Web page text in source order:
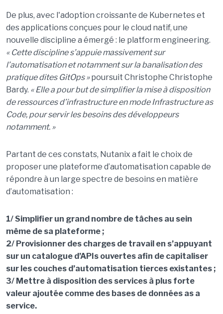
De plus, avec l'adoption croissante de Kubernetes et
des applications conçues pour le cloud natif, une
nouvelle discipline a émergé : le platform engineering.
« Cette discipline s’appuie massivement sur
l’automatisation et notamment sur la banalisation des
pratique dites GitOps »poursuit Christophe Christophe
Bardy. « Elle a pour but de simplifier la mise à disposition
de ressources d’infrastructure en mode Infrastructure as
Code, pour servir les besoins des développeurs
notamment. »
Partant de ces constats, Nutanix a fait le choix de
proposer une plateforme d’automatisation capable de
répondre à un large spectre de besoins en matière
d’automatisation :
1/ Simplifier un grand nombre de tâches au sein
même de sa plateforme ;
2/ Provisionner des charges de travail en s’appuyant
sur un catalogue d’APIs ouvertes afin de capitaliser
sur les couches d’automatisation tierces existantes ;
3/ Mettre à disposition des services à plus forte
valeur ajoutée comme des bases de données as a
service.